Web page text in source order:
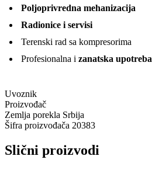
Poljoprivredna mehanizacija
Radionice i servisi
Terenski rad sa kompresorima
Profesionalna i zanatska upotreba
Uvoznik
Proizvođač
Zemlja porekla Srbija
Šifra proizvođača 20383
Slični proizvodi